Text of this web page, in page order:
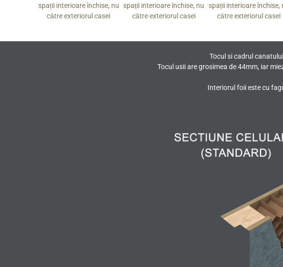
spații interioare închise, nu
către exteriorul casei
spații interioare închise, nu
către exteriorul casei
spații interioare închise,
către exteriorul casei
Tocul si cadrul
Tocul usii are grosimea de 44mm, iar
Interiorul foii este cu